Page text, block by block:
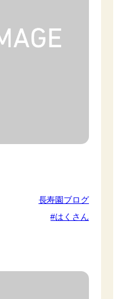
長寿園ブログ
はくさん